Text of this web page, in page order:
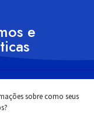
e
sobre como seus